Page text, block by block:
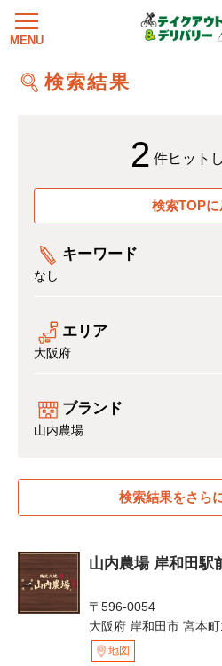
検索結果
2 件ヒット
検索TOPに
キーワード
なし
エリア
大阪府
ブランド
山内農場
検索結果をさら
山内農場 岸和田駅
〒596-0054
大阪府 岸和田市 宮本
地図